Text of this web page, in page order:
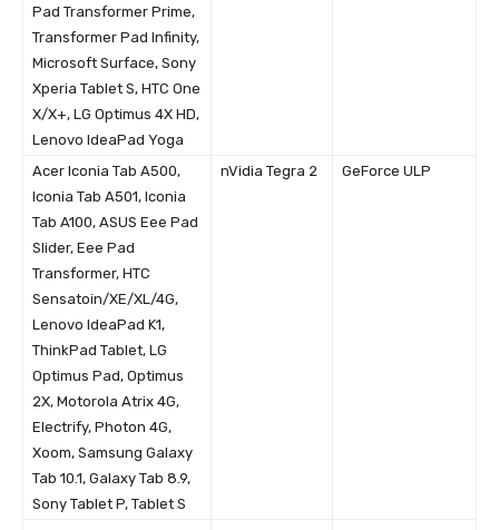
Pad Transformer Prime,
Transformer Pad Infinity,
Microsoft Surface, Sony
Xperia Tablet S, HTC One
X/X+, LG Optimus 4X HD,
Lenovo IdeaPad Yoga
Acer Iconia Tab A500,
Iconia Tab A501, Iconia
Tab A100, ASUS Eee Pad
Slider, Eee Pad
Transformer, HTC
Sensatoin/XE/XL/4G,
Lenovo IdeaPad K1,
ThinkPad Tablet, LG
Optimus Pad, Optimus
2X, Motorola Atrix 4G,
Electrify, Photon 4G,
Xoom, Samsung Galaxy
Tab 10.1, Galaxy Tab 8.9,
Sony Tablet P, Tablet S
nVidia Tegra 2 GeForce ULP